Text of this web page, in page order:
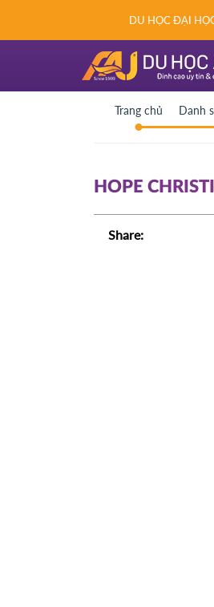
DU HỌC ĐẠI
Trang chủ Danh
HOPE
Share: